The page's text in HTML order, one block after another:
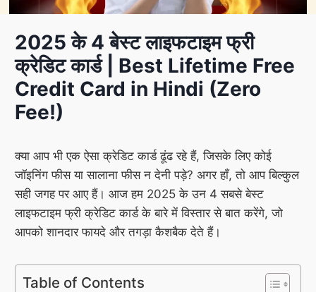
2025 के 4 बेस्ट लाइफटाइम फ्री
क्रेडिट कार्ड | Best Lifetime Free
Credit Card in Hindi (Zero
Fee!)
क्या आप भी एक ऐसा क्रेडिट कार्ड ढूंढ रहे हैं, जिसके लिए कोई
जॉइनिंग फीस या सालाना फीस न देनी पड़े? अगर हाँ, तो आप बिल्कुल
सही जगह पर आए हैं। आज हम 2025 के उन 4 सबसे बेस्ट
लाइफटाइम फ्री क्रेडिट कार्ड के बारे में विस्तार से बात करेंगे, जो
आपको शानदार फायदे और तगड़ा कैशबैक देते हैं।
Table of Contents